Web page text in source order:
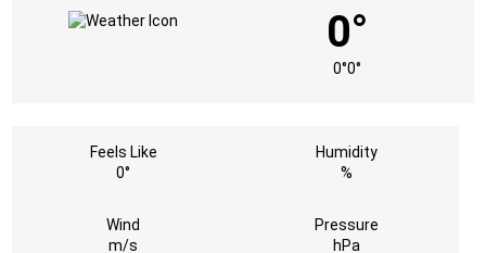
0°
0°0°
Feels Like
0°
Humidity
%
Wind
m/s
Pressure
hPa